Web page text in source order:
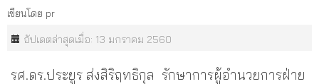
เขียนโดย pr
อัปเดตล่าสุดเมื่อ: 13 มกราคม 2560
รศ.ดร.ประยูร ส่งสิริฤทธิกุล รักษาการผู้อำนวยการฝ่าย